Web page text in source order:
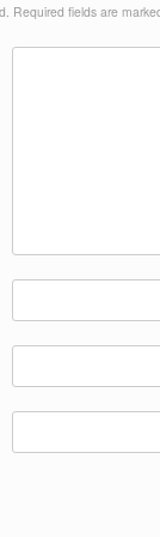
Required fields are